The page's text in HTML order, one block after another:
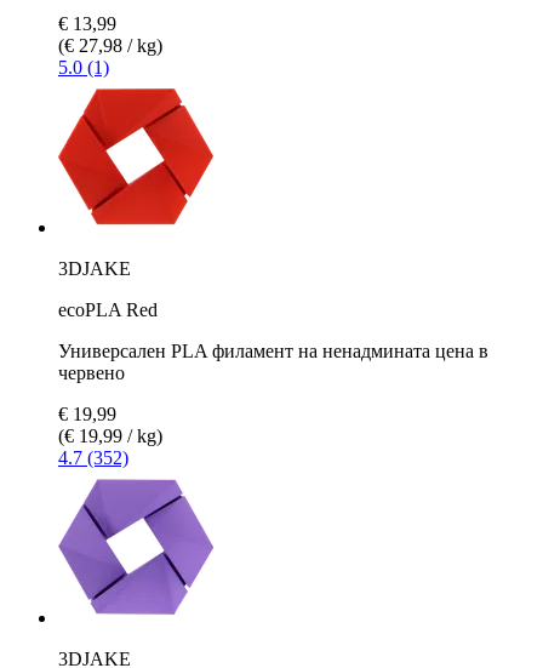
€ 13,99
(€ 27,98 / kg)
5.0 (1)
3DJAKE
ecoPLA Red
Универсален PLA филамент на ненадмината цена в
червено
€ 19,99
(€ 19,99 / kg)
4.7 (352)
3DJAKE